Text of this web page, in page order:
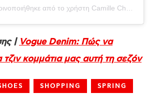
| Vogue Denim: Πώς να
κομμάτια μας αυτή τη σεζόν
SHOPPING SPRING